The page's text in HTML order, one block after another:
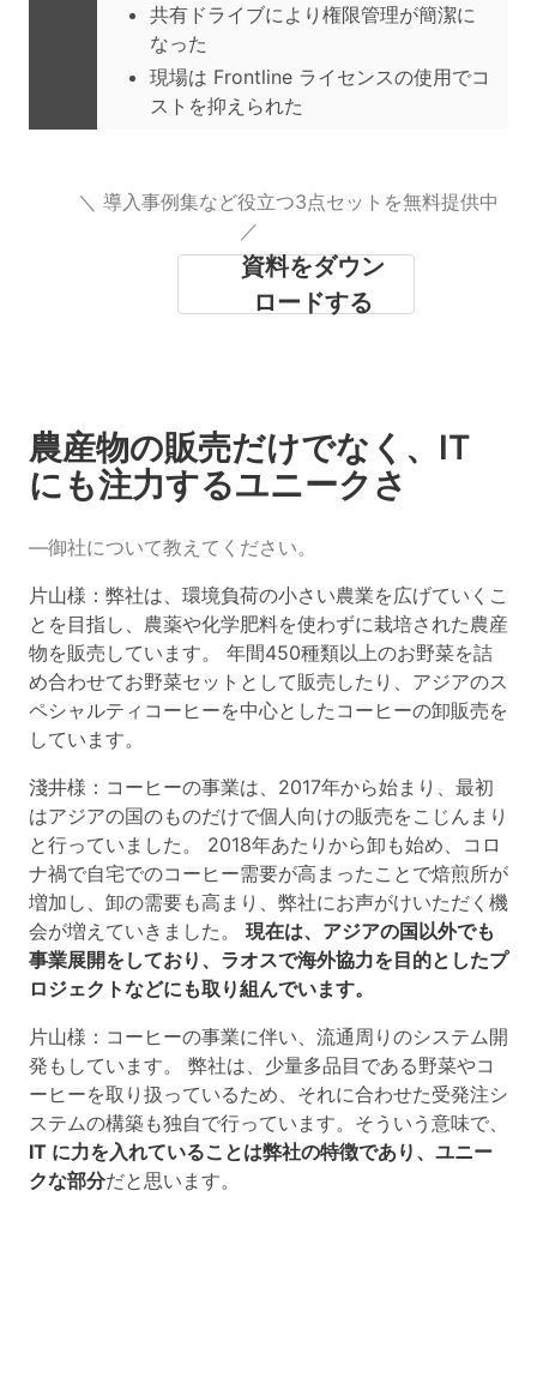
共有ドライブにより権限管理が簡潔に
なった
現場は Frontline ライセンスの使用でコ
ストを抑えられた
＼ 導入事例集など役立つ3点セットを無料提供中
／
資料をダウン
ロードする
農産物の販売だけでなく、IT
にも注力するユニークさ
―御社について教えてください。
片山様：弊社は、環境負荷の小さい農業を広げていくこ
とを目指し、農薬や化学肥料を使わずに栽培された農産
物を販売しています。 年間450種類以上のお野菜を詰
め合わせてお野菜セットとして販売したり、アジアのス
ペシャルティコーヒーを中心としたコーヒーの卸販売を
しています。
淺井様：コーヒーの事業は、2017年から始まり、最初
はアジアの国のものだけで個人向けの販売をこじんまり
と行っていました。 2018年あたりから卸も始め、コロ
ナ禍で自宅でのコーヒー需要が高まったことで焙煎所が
増加し、卸の需要も高まり、弊社にお声がけいただく機
会が増えていきました。 現在は、アジアの国以外でも
事業展開をしており、ラオスで海外協力を目的としたプ
ロジェクトなどにも取り組んでいます。
片山様：コーヒーの事業に伴い、流通周りのシステム開
発もしています。 弊社は、少量多品目である野菜やコ
ーヒーを取り扱っているため、それに合わせた受発注シ
ステムの構築も独自で行っています。そういう意味で、
IT に力を入れていることは弊社の特徴であり、ユニー
クな部分だと思います。